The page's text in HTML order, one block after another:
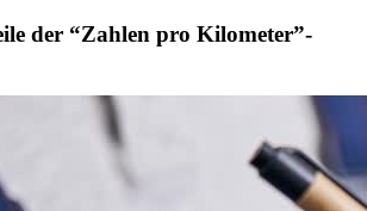
der “Zahlen pro Kilometer”-